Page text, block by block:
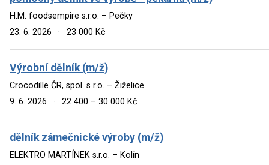
H.M. foodsempire s.r.o. – Pečky
23. 6. 2026
· 23 000 Kč
Výrobní dělník (m/ž)
Crocodille ČR, spol. s r.o. – Žiželice
9. 6. 2026
· 22 400 – 30 000 Kč
dělník zámečnické výroby (m/ž)
ELEKTRO MARTÍNEK s.r.o. – Kolín